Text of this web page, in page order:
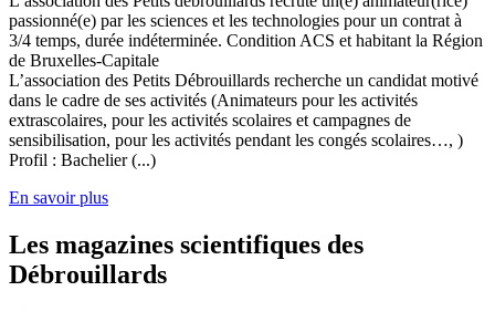
passionné(e) par les sciences et les technologies pour un contrat à
3/4 temps, durée indéterminée. Condition ACS et habitant la Région
de Bruxelles-Capitale
L’association des Petits Débrouillards recherche un candidat motivé
dans le cadre de ses activités (Animateurs pour les activités
extrascolaires, pour les activités scolaires et campagnes de
sensibilisation, pour les activités pendant les congés scolaires…, )
Profil : Bachelier (...)
En savoir plus
Les magazines scientifiques des
Débrouillards